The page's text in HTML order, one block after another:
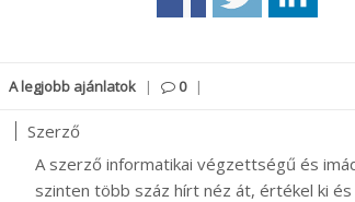
A legjobb ajánlatok | 0 |
Szerző
A szerző informatikai végzettségű és
szinten több száz hírt néz át, értékel ki